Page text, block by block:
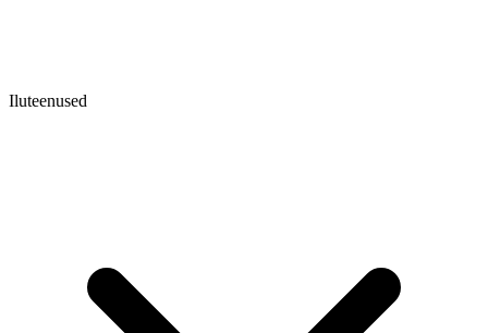
Iluteenused